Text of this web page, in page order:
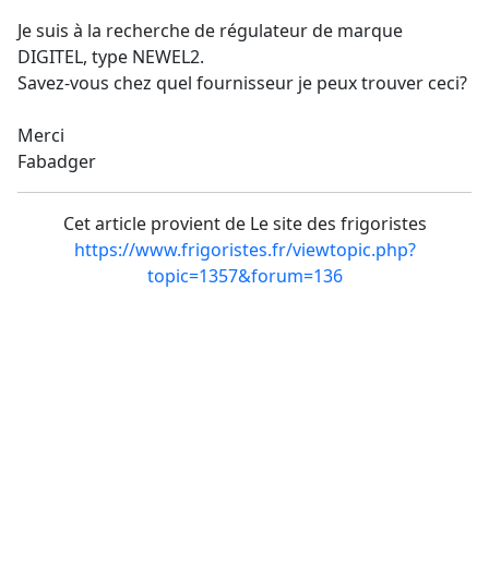
Je suis à la recherche de régulateur de marque
DIGITEL, type NEWEL2.
Savez-vous chez quel fournisseur je peux trouver ceci?
Merci
Fabadger
Cet article provient de Le site des frigoristes
https://www.frigoristes.fr/viewtopic.php?
topic=1357&forum=136